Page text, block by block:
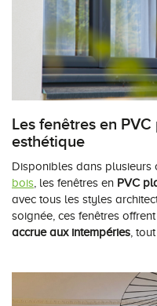
Les fenêtres en
esthétique
Disponibles dans plusieurs
bois , les fenêtres en PVC
avec tous les styles
soignée, ces fenêtres
accrue aux intempéries ,